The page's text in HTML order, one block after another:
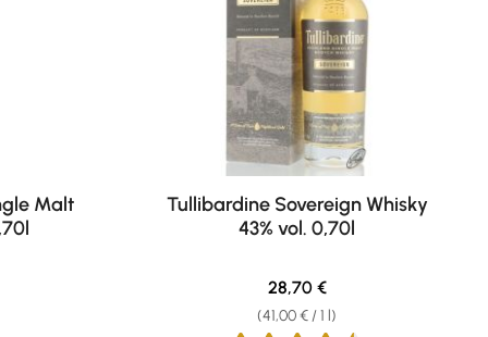
Malt
Tullibardine Sovereign Whisky
43% vol. 0,70l
(41,00 € / 1 l)
Regular price:
28,70 €